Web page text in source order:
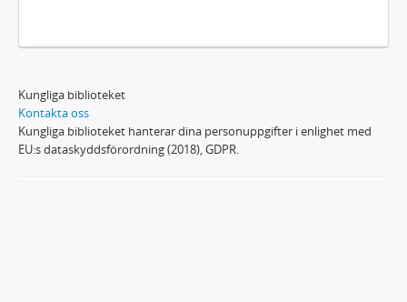
Kungliga biblioteket
Kontakta oss
Kungliga biblioteket hanterar dina personuppgifter i enlighet med
EU:s dataskyddsförordning (2018), GDPR.